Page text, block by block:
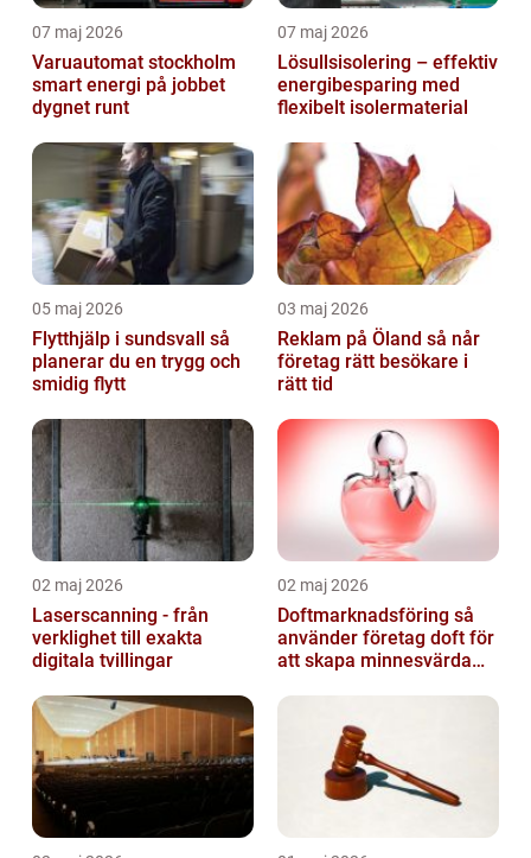
07 maj 2026
Varuautomat stockholm
smart energi på jobbet
dygnet runt
07 maj 2026
Lösullsisolering – effektiv
energibesparing med
flexibelt isolermaterial
05 maj 2026
Flytthjälp i sundsvall så
planerar du en trygg och
smidig flytt
03 maj 2026
Reklam på Öland så når
företag rätt besökare i
rätt tid
02 maj 2026
Laserscanning - från
verklighet till exakta
digitala tvillingar
02 maj 2026
Doftmarknadsföring så
använder företag doft för
att skapa minnesvärda